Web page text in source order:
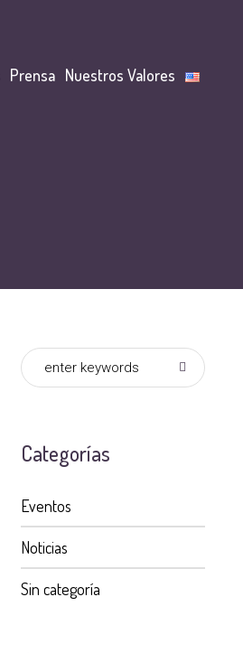
Prensa Nuestros Valores
Categorías
Eventos
Noticias
Sin categoría